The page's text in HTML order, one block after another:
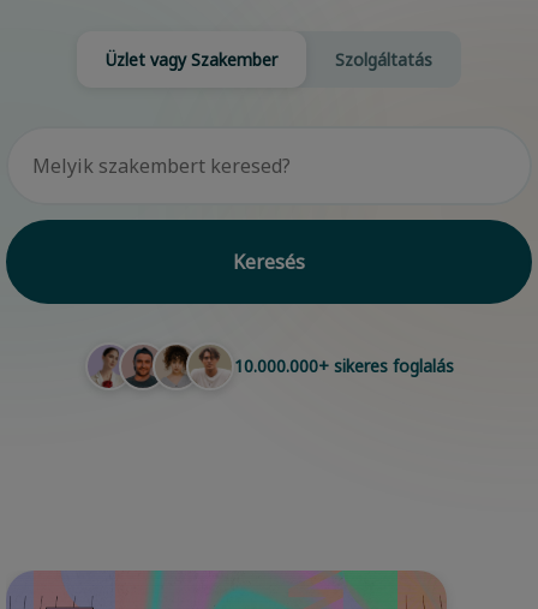
Üzlet vagy Szakember Szolgáltatás
Keresés
10.000.000+ sikeres foglalás